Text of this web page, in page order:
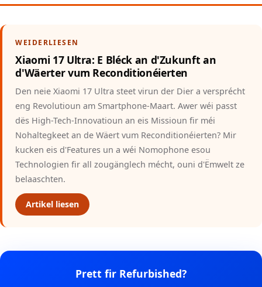
WEIDERLIESEN
Xiaomi 17 Ultra: E Bléck an d'Zukunft an
d'Wäerter vum Reconditionéierten
Den neie Xiaomi 17 Ultra steet virun der Dier a versprécht
eng Revolutioun am Smartphone-Maart. Awer wéi passt
dës High-Tech-Innovatioun an eis Missioun fir méi
Nohaltegkeet an de Wäert vum Reconditionéierten? Mir
kucken eis d'Features un a wéi Nomophone esou
Technologien fir all zougänglech mécht, ouni d'Ëmwelt ze
belaaschten.
Artikel liesen
Prett fir Refurbished?